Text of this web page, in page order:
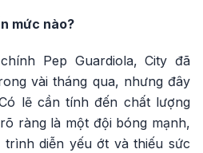
mức nào?
Pep Guardiola, City đã
vài tháng qua, nhưng đây
lẽ cần tính đến chất lượng
ràng là một đội bóng mạnh,
diễn yếu ớt và thiếu sức